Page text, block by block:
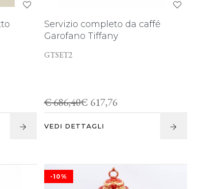
Servizio completo da caffé
Garofano Tiffany
GTSET2
€ 686,40€ 617,76
VEDI DETTAGLI
-10%